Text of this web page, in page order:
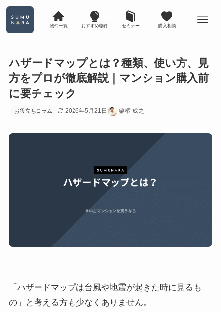
物件一覧 おすすめ物件 セミナー 購入相談
ハザードマップとは？種類、使い方、見
方をプロが徹底解説｜マンション購入前
に要チェック
お役立ちコラム 2026年5月21日 栗栖 成之
「ハザードマップは台風や地震が起きた時に見るも
の」と考える方も少なくありません。